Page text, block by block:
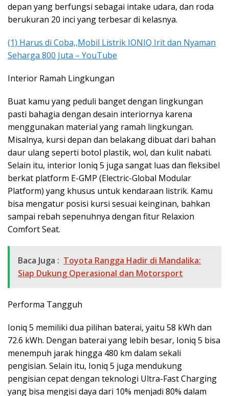
depan yang berfungsi sebagai intake udara, dan roda
berukuran 20 inci yang terbesar di kelasnya.
(1) Harus di Coba,,Mobil Listrik IONIQ Irit dan Nyaman
Seharga 800 Juta – YouTube
Interior Ramah Lingkungan
Buat kamu yang peduli banget dengan lingkungan
pasti bahagia dengan desain interiornya karena
menggunakan material yang ramah lingkungan.
Misalnya, kursi depan dan belakang dibuat dari bahan
daur ulang seperti botol plastik, wol, dan kulit nabati.
Selain itu, interior Ioniq 5 juga sangat luas dan fleksibel
berkat platform E-GMP (Electric-Global Modular
Platform) yang khusus untuk kendaraan listrik. Kamu
bisa mengatur posisi kursi sesuai keinginan, bahkan
sampai rebah sepenuhnya dengan fitur Relaxion
Comfort Seat.
Baca Juga : Toyota Rangga Hadir di Mandalika:
Siap Dukung Operasional dan Motorsport
Performa Tangguh
Ioniq 5 memiliki dua pilihan baterai, yaitu 58 kWh dan
72.6 kWh. Dengan baterai yang lebih besar, Ioniq 5 bisa
menempuh jarak hingga 480 km dalam sekali
pengisian. Selain itu, Ioniq 5 juga mendukung
pengisian cepat dengan teknologi Ultra-Fast Charging
yang bisa mengisi daya dari 10% menjadi 80% dalam